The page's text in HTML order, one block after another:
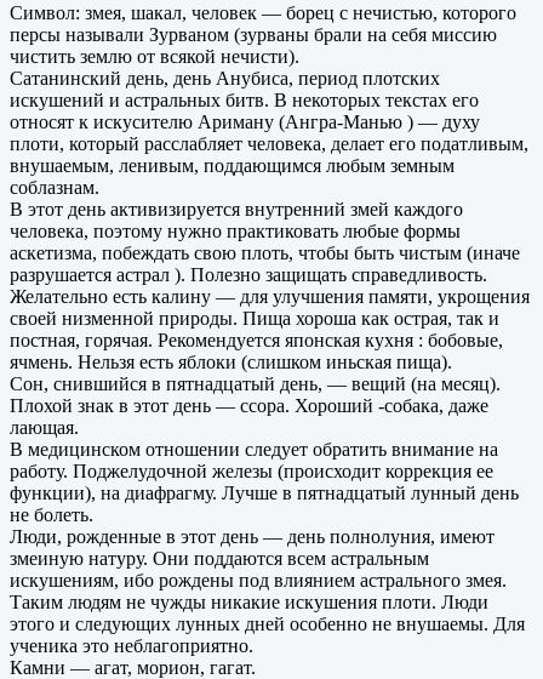
Символ: змея, шакал, человек — борец с нечистью, которого
персы называли Зурваном (зурваны брали на себя миссию
чистить землю от всякой нечисти).
Сатанинский день, день Анубиса, период плотских
искушений и астральных битв. В некоторых текстах его
относят к искусителю Ариману (Ангра-Манью ) — духу
плоти, который расслабляет человека, делает его податливым,
внушаемым, ленивым, поддающимся любым земным
соблазнам.
В этот день активизируется внутренний змей каждого
человека, поэтому нужно практиковать любые формы
аскетизма, побеждать свою плоть, чтобы быть чистым (иначе
разрушается астрал ). Полезно защищать справедливость.
Желательно есть калину — для улучшения памяти, укрощения
своей низменной природы. Пища хороша как острая, так и
постная, горячая. Рекомендуется японская кухня : бобовые,
ячмень. Нельзя есть яблоки (слишком иньская пища).
Сон, снившийся в пятнадцатый день, — вещий (на месяц).
Плохой знак в этот день — ссора. Хороший -собака, даже
лающая.
В медицинском отношении следует обратить внимание на
работу. Поджелудочной железы (происходит коррекция ее
функции), на диафрагму. Лучше в пятнадцатый лунный день
не болеть.
Люди, рожденные в этот день — день полнолуния, имеют
змеиную натуру. Они поддаются всем астральным
искушениям, ибо рождены под влиянием астрального змея.
Таким людям не чужды никакие искушения плоти. Люди
этого и следующих лунных дней особенно не внушаемы. Для
ученика это неблагоприятно.
Камни — агат, морион, гагат.